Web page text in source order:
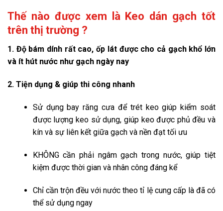
Thế nào được xem là Keo dán gạch tốt
trên thị trường ?
1. Độ bám dính rất cao, ốp lát được cho cả gạch khổ lớn
và ít hút nước như gạch ngày nay
2. Tiện dụng & giúp thi công nhanh
Sử dụng bay răng cưa để trét keo giúp kiểm soát
được lượng keo sử dụng, giúp keo được phủ đều và
kín và sự liên kết giữa gạch và nền đạt tối ưu
KHÔNG cần phải ngâm gạch trong nước, giúp tiệt
kiệm được thời gian và nhân công đáng kể
Chỉ cần trộn đều với nước theo tỉ lệ cung cấp là đã có
thể sử dụng ngay